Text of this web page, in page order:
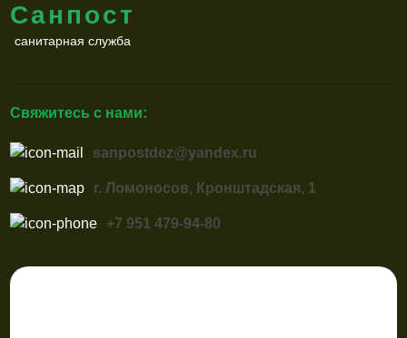
Санпост
санитарная служба
Свяжитесь с нами:
sanpostdez@yandex.ru
г. Ломоносов, Кронштадская, 1
+7 951 479-94-80